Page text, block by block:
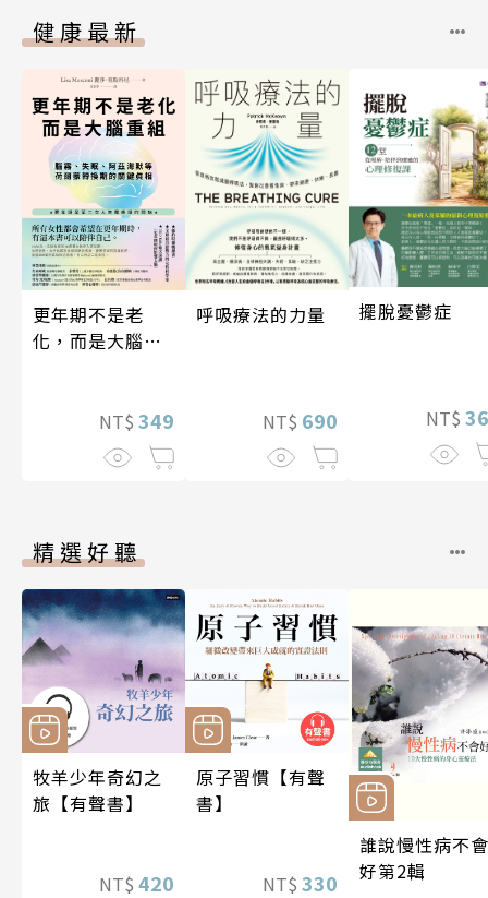
健康最新
更年期不是老
化，而是大腦重
NT$ 349
呼吸療法的力量
NT$ 690
擺脫憂鬱症
NT$
精選好聽
牧羊少年奇幻之
旅【有聲書】
NT$ 420
原子習慣【有聲
書】
NT$ 330
誰說慢性病不會
好第2輯